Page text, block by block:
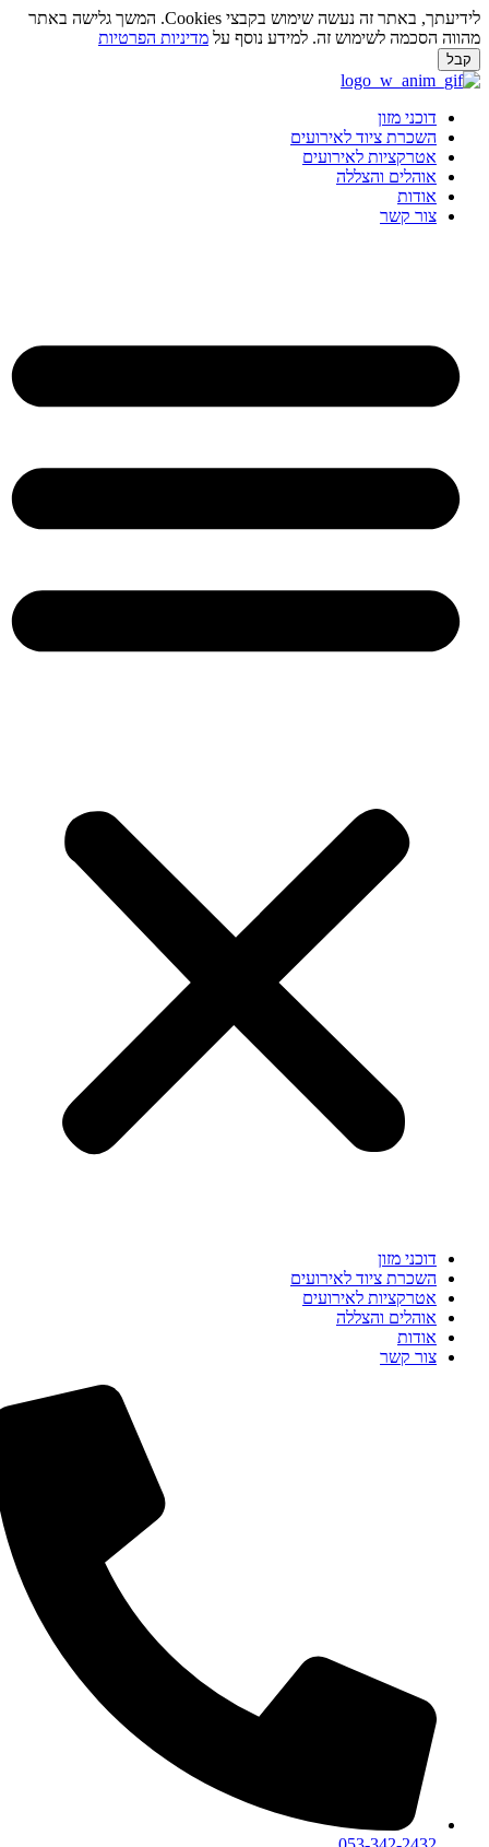
לידיעתך, באתר זה נעשה שימוש בקבצי Cookies. המשך גלישה באתר
הסכמה לשימוש זה. למידע נוסף עלמדיניות הפרטיות
קבל
דוכני מזון
השכרת ציוד לאירועים
אטרקציות לאירועים
אוהלים והצללה
אודות
צור קשר
דוכני מזון
השכרת ציוד לאירועים
אטרקציות לאירועים
אוהלים והצללה
אודות
צור קשר